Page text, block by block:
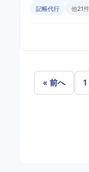
記帳代行
他21件
« 前へ 1